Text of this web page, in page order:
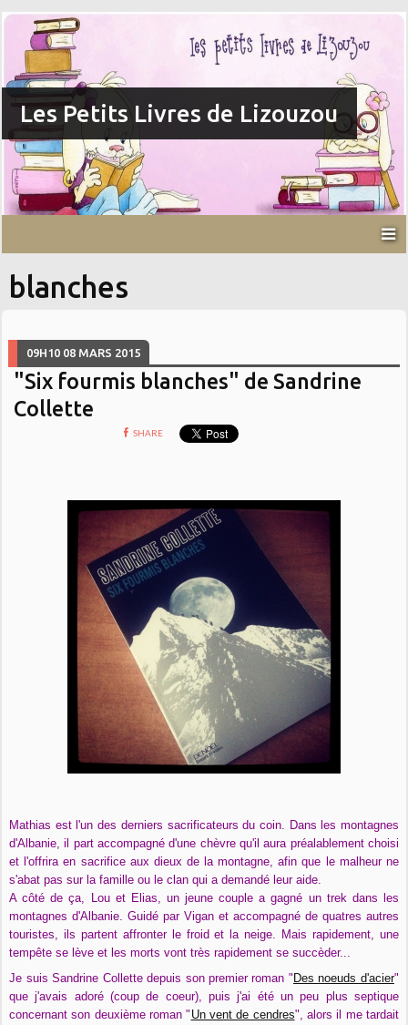
Les Petits Livres de Lizouzou
blanches
09H10 08 MARS 2015
"Six fourmis blanches" de Sandrine
Collette
SHARE
Mathias est l'un des derniers sacrificateurs du coin. Dans les montagnes
d'Albanie, il part accompagné d'une chèvre qu'il aura préalablement choisi
et l'offrira en sacrifice aux dieux de la montagne, afin que le malheur ne
s'abat pas sur la famille ou le clan qui a demandé leur aide.
A côté de ça, Lou et Elias, un jeune couple a gagné un trek dans les
montagnes d'Albanie. Guidé par Vigan et accompagné de quatres autres
touristes, ils partent affronter le froid et la neige. Mais rapidement, une
tempête se lève et les morts vont très rapidement se succèder...
Je suis Sandrine Collette depuis son premier roman " Des noeuds d'acier"
que j'avais adoré (coup de coeur), puis j'ai été un peu plus septique
concernant son deuxième roman " Un vent de cendres", alors il me tardait